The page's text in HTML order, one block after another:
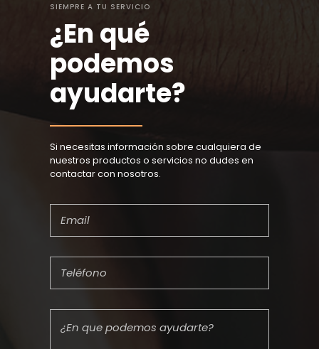
SIEMPRE A TU SERVICIO
¿En qué
podemos
ayudarte?
Si necesitas información sobre cualquiera de
nuestros productos o servicios no dudes en
contactar con nosotros.